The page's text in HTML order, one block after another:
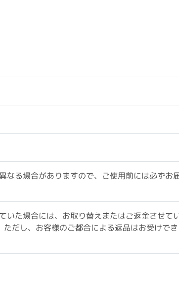
る場合がありますので、ご使用前には必ずお
た場合には、お取り替えまたはご返金させて
だし、お客様のご都合による返品はお受けで